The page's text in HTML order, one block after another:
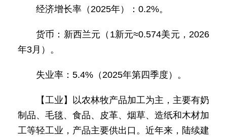
经济增长率（2025年）：0.2%。
货币：新西兰元（1新元≈0.574美元，2026
年3月）。
失业率：5.4%（2025年第四季度）。
【工业】以农林牧产品加工为主，主要有奶
制品、毛毯、食品、皮革、烟草、造纸和木材加
工等轻工业，产品主要供出口。近年来，陆续建